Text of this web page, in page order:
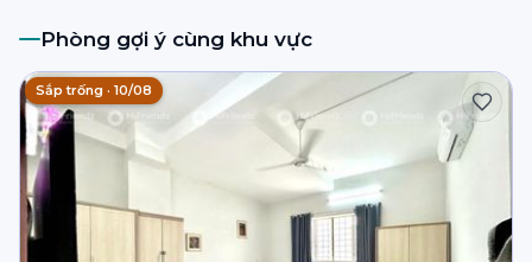
Phòng gợi ý cùng khu vực
Sắp trống · 10/08